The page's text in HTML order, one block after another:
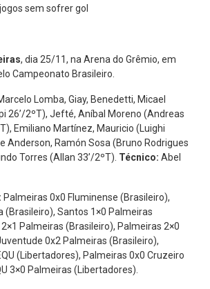
sem sofrer gol
, dia 25/11, na Arena do Grêmio, em
Campeonato Brasileiro.
Lomba, Giay, Benedetti, Micael
26’/2ºT), Jefté, Aníbal Moreno (Andreas
Emiliano Martínez, Mauricio (Luighi
Anderson, Ramón Sosa (Bruno Rodrigues
Torres (Allan 33’/2ºT). Técnico: Abel
Palmeiras 0x0 Fluminense (Brasileiro),
(Brasileiro), Santos 1×0 Palmeiras
Palmeiras (Brasileiro), Palmeiras 2×0
0x2 Palmeiras (Brasileiro),
(Libertadores), Palmeiras 0x0 Cruzeiro
3×0 Palmeiras (Libertadores).